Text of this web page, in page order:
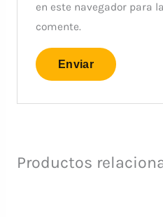
en este navegador para
comente.
Productos